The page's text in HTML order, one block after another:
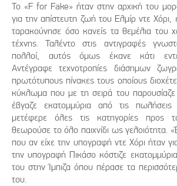
Το «F for Fake» ήταν στην αρχική του
για την απίστευτη ζωή του Ελμίρ ντε
ταρακούνησε όσο κανείς τα θεμέλια του
τέχνης. Ταλέντο στις αντιγραφές
πολλοί, αυτός όμως έκανε κάτι
Αντέγραφε τεχνοτροπίες διάσημων
πρωτότυπους πίνακες τους οποίους
κύκλωμα που με τη σειρά του
έβγαζε εκατομμύρια από τις
μετέφερε όλες τις κατηγορίες προς
θεωρούσε το όλο παιχνίδι ως γελοιότητα.
που αν είχε την υπογραφή ντε Χόρι ήταν
την υπογραφή Πικάσο κόστιζε
του στην Ίμπιζα όπου πέρασε τα
του.